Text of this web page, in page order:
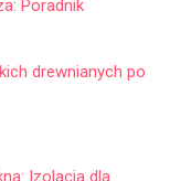
Poradnik
drewnianych po
Izolacja dla